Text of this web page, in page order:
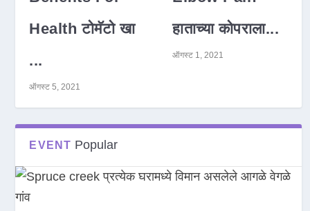
Health टोमॅटो खा
...
ऑगस्ट 5, 2021
हाताच्या कोपराला...
ऑगस्ट 1, 2021
EVENT Popular